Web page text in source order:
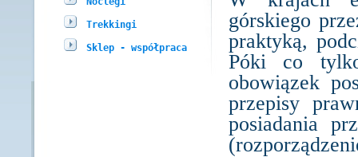
Trekkingi
Sklep - współpraca
górskiego
praktyką,
Póki co
obowiązek
przepisy
posiadania